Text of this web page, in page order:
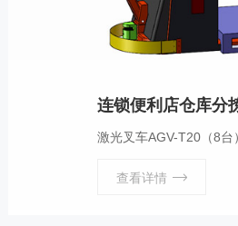
连锁便利店仓库分
激光叉车AGV-T20（8台）
查看详情